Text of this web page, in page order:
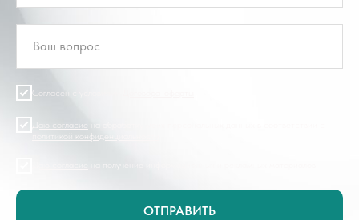
Согласен с условиями
Даю согласие
на обработку моих персональных данных в соответствии с
политикой конфиденциальности
на получение информационных и рекламных материалов
ОТПРАВИТЬ